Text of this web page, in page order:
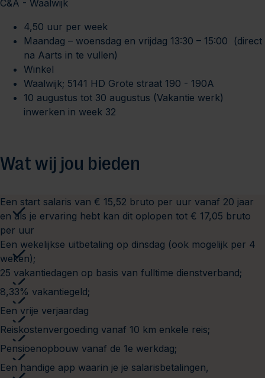
C&A - Waalwijk
4,50 uur per week
Maandag – woensdag en vrijdag 13:30 – 15:00 (direct
na Aarts in te vullen)
Winkel
Waalwijk; 5141 HD Grote straat 190 - 190A
10 augustus tot 30 augustus (Vakantie werk)
inwerken in week 32
Wat wij jou bieden
Een start salaris van € 15,52 bruto per uur vanaf 20 jaar
en als je ervaring hebt kan dit oplopen tot € 17,05 bruto
per uur
Een wekelijkse uitbetaling op dinsdag (ook mogelijk per 4
weken);
25 vakantiedagen op basis van fulltime dienstverband;
8,33% vakantiegeld;
Een vrije verjaardag
Reiskostenvergoeding vanaf 10 km enkele reis;
Pensioenopbouw vanaf de 1e werkdag;
Een handige app waarin je je salarisbetalingen,